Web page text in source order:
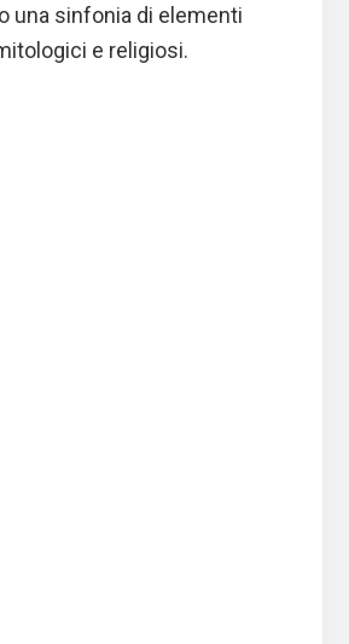
una sinfonia di elementi
e religiosi.